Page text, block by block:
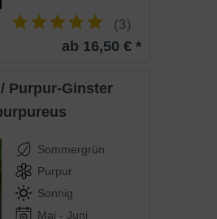
(3)
ab 16,50 € *
/ Purpur-Ginster
Sommergrün
Purpur
Sonnig
Mai - Juni